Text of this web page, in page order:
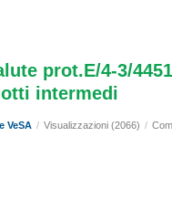
prot.E/4-3/
intermedi
VeSA / Visualizzazioni (2066) /